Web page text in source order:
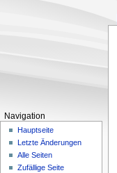
Navigation
Hauptseite
Letzte Änderungen
Alle Seiten
Zufällige Seite